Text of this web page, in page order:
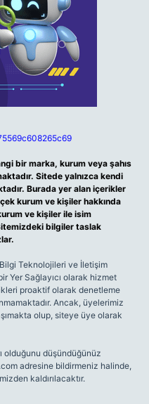
bir marka, kurum veya şahıs
Sitede yalnızca kendi
Burada yer alan içerikler
kurum ve kişiler hakkında
ve kişiler ile isim
bilgiler taslak
Teknolojileri ve İletişim
Yer Sağlayıcı olarak hizmet
proaktif olarak denetleme
Ancak, üyelerimiz
olup, siteye üye olarak
olduğunu düşündüğünüz
adresine bildirmeniz halinde,
kaldırılacaktır.